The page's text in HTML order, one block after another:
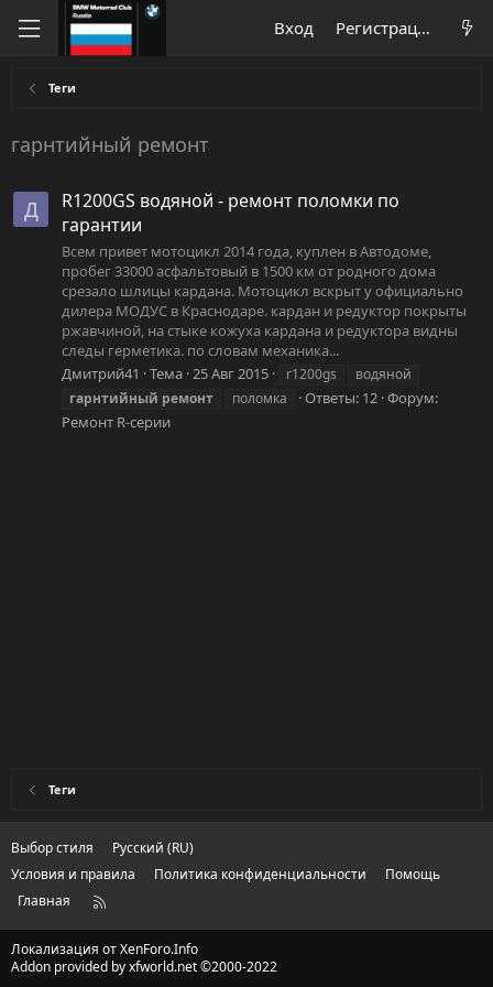
Вход Регистрация
Теги
гарнтийный ремонт
Д
R1200GS водяной - ремонт поломки по
гарантии
Всем привет мотоцикл 2014 года, куплен в Автодоме,
пробег 33000 асфальтовый в 1500 км от родного дома
срезало шлицы кардана. Мотоцикл вскрыт у официально
дилера МОДУС в Краснодаре. кардан и редуктор покрыты
ржавчиной, на стыке кожуха кардана и редуктора видны
следы герметика. по словам механика...
Дмитрий41
Тема 25 Авг 2015 r1200gs
водяной
гарнтийный ремонт поломка Ответы: 12 Форум:
Ремонт R-серии
Теги
Выбор стиля
Русский (RU)
Условия и правила
Политика конфиденциальности
Помощь
Главная
R
Локализация отXenForo.Info
Addon provided by xfworld.net ©2000-2022